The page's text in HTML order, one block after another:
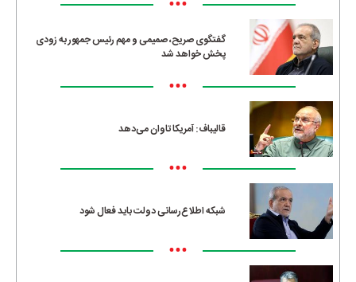
گفتگوی صریح، صمیمی و مهم رئیس جمهور به زودی
پخش خواهد شد
•••
قالیباف: آمریکا تاوان می‌دهد
•••
شبکه اطلاع‌رسانی دولت باید فعال شود
•••